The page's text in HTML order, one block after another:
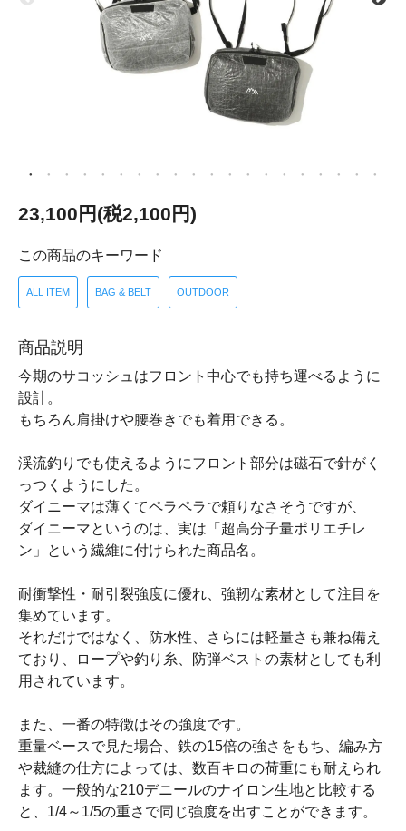
23,100円(税2,100円)
この商品のキーワード
ALL ITEM BAG & BELT OUTDOOR
商品説明
今期のサコッシュはフロント中心でも持ち運べるように
設計。
もちろん肩掛けや腰巻きでも着用できる。
渓流釣りでも使えるようにフロント部分は磁石で針がく
っつくようにした。
ダイニーマは薄くてペラペラで頼りなさそうですが、
ダイニーマというのは、実は「超高分子量ポリエチレ
ン」という繊維に付けられた商品名。
耐衝撃性・耐引裂強度に優れ、強靭な素材として注目を
集めています。
それだけではなく、防水性、さらには軽量さも兼ね備え
ており、ロープや釣り糸、防弾ベストの素材としても利
用されています。
また、一番の特徴はその強度です。
重量ベースで見た場合、鉄の15倍の強さをもち、編み方
や裁縫の仕方によっては、数百キロの荷重にも耐えられ
ます。一般的な210デニールのナイロン生地と比較する
と、1/4～1/5の重さで同じ強度を出すことができます。